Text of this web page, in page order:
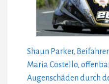
Shaun Parker,
Maria Costello,
Augenschäden durch